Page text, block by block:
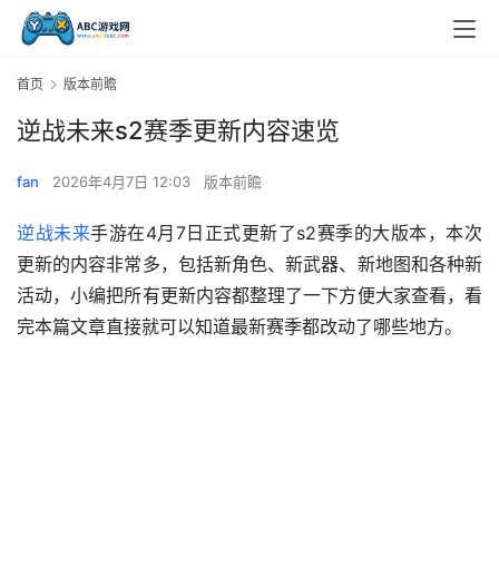
首页 版本前瞻
逆战未来s2赛季更新内容速览
fan 2026年4月7日 12:03 版本前瞻
逆战未来手游在4月7日正式更新了s2赛季的大版本，本次
更新的内容非常多，包括新角色、新武器、新地图和各种新
活动，小编把所有更新内容都整理了一下方便大家查看，看
完本篇文章直接就可以知道最新赛季都改动了哪些地方。